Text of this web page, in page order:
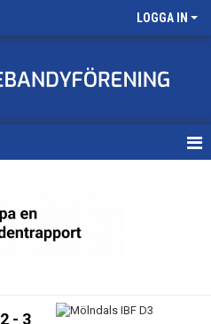
LOGGA IN
2 - 3